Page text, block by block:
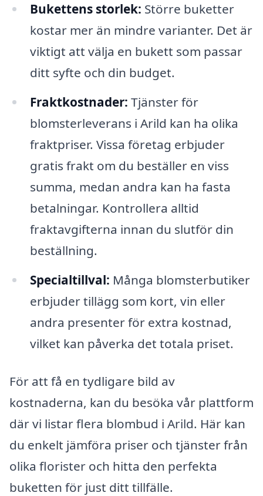
Bukettens storlek: Större buketter
kostar mer än mindre varianter. Det är
viktigt att välja en bukett som passar
ditt syfte och din budget.
Fraktkostnader: Tjänster för
blomsterleverans i Arild kan ha olika
fraktpriser. Vissa företag erbjuder
gratis frakt om du beställer en viss
summa, medan andra kan ha fasta
betalningar. Kontrollera alltid
fraktavgifterna innan du slutför din
beställning.
Specialtillval: Många blomsterbutiker
erbjuder tillägg som kort, vin eller
andra presenter för extra kostnad,
vilket kan påverka det totala priset.
För att få en tydligare bild av
kostnaderna, kan du besöka vår plattform
där vi listar flera blombud i Arild. Här kan
du enkelt jämföra priser och tjänster från
olika florister och hitta den perfekta
buketten för just ditt tillfälle.